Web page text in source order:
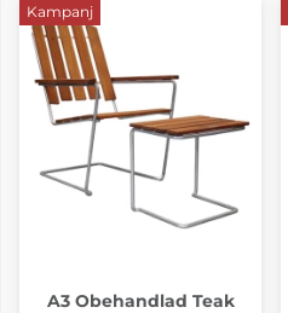
Kampanj
A3 Obehandlad Teak